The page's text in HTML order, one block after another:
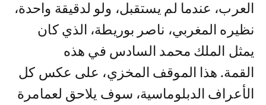
العرب، عندما لم يستقبل، ولو لدقيقة واحدة،
نظيره المغربي، ناصر بوريطة، الذي كان
يمثل الملك محمد السادس في هذه
القمة. هذا الموقف المخزي، على عكس كل
الأعراف الدبلوماسية، سوف يلاحق لعمامرة